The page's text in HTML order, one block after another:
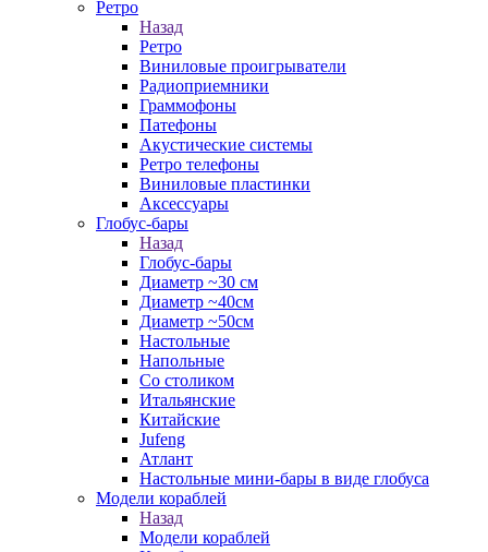
Ретро
Назад
Ретро
Виниловые проигрыватели
Радиоприемники
Граммофоны
Патефоны
Акустические системы
Ретро телефоны
Виниловые пластинки
Аксессуары
Глобус-бары
Назад
Глобус-бары
Диаметр ~30 см
Диаметр ~40см
Диаметр ~50см
Настольные
Напольные
Со столиком
Итальянские
Китайские
Jufeng
Атлант
Настольные мини-бары в виде глобуса
Модели кораблей
Назад
Модели кораблей